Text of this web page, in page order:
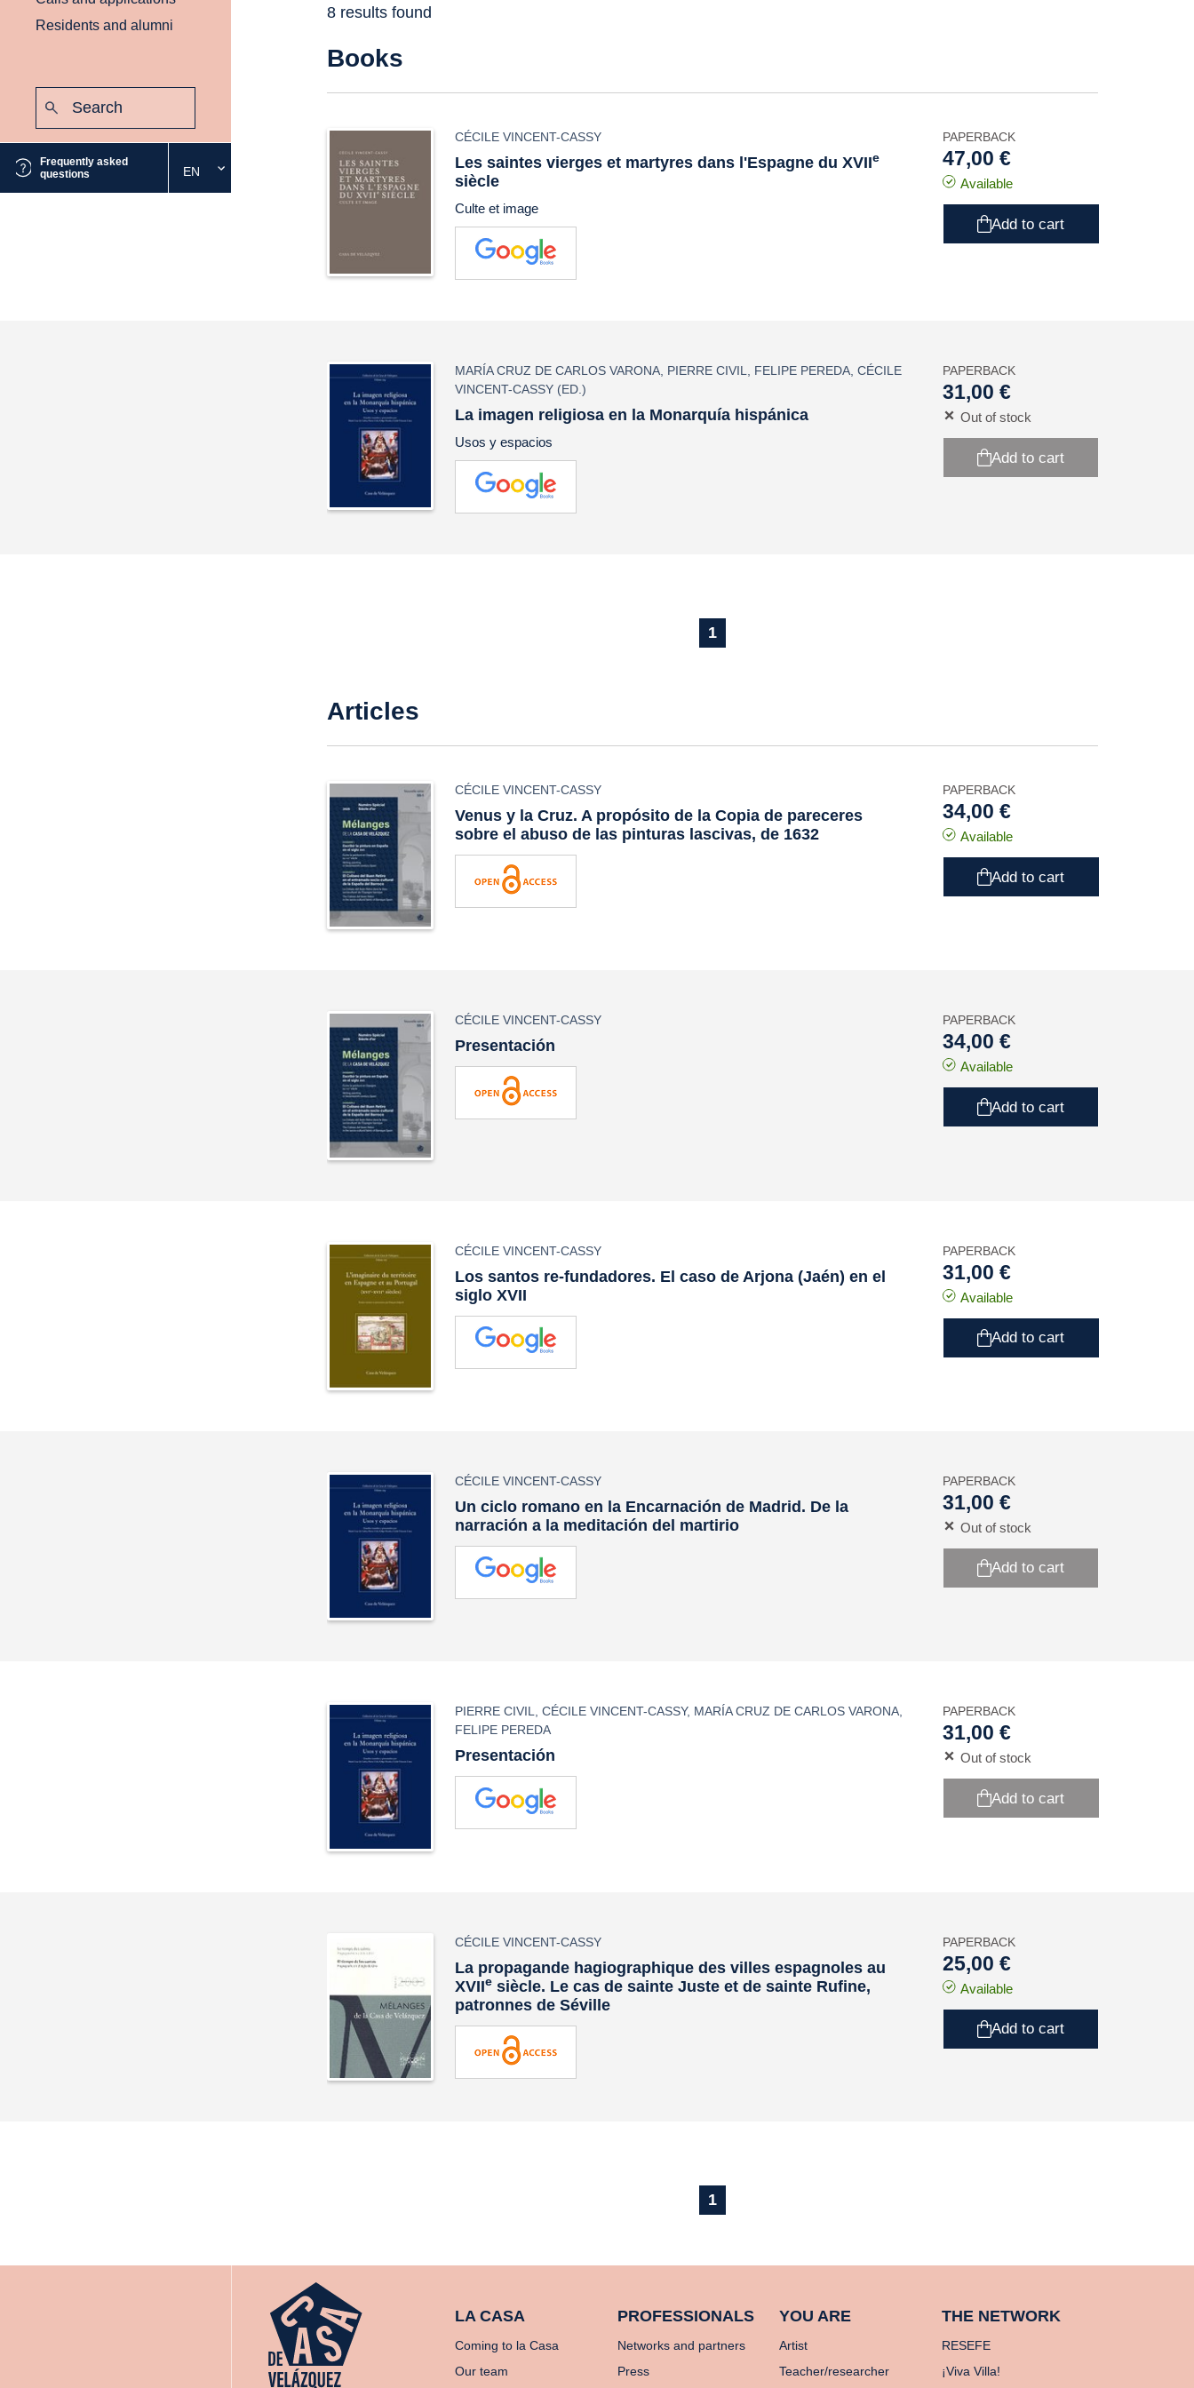
Residents and alumni
Frequently asked
questions
Select
the
EN
8 results found
Books
CÉCILE VINCENT-CASSY
Les saintes vierges et martyres dans l'Espagne du XVIIe
siècle
Culte et image
PAPERBACK
47,00 €
Available
Add to cart
MARÍA CRUZ DE CARLOS VARONA PIERRE CIVIL FELIPE PEREDA ,CÉCILE
VINCENT-CASSY (ED.)
La imagen religiosa en la Monarquía hispánica
Usos y espacios
PAPERBACK
31,00 €
Out of stock
Add to cart
1
Articles
CÉCILE VINCENT-CASSY
Venus y la Cruz. A propósito de laCopia de pareceres
sobre el abuso de las pinturas lascivas, de 1632
PAPERBACK
34,00 €
Available
Add to cart
CÉCILE VINCENT-CASSY
Presentación
PAPERBACK
34,00 €
Available
Add to cart
CÉCILE VINCENT-CASSY
Los santos re-fundadores. El caso de Arjona (Jaén) en el
siglo XVII
PAPERBACK
31,00 €
Available
Add to cart
CÉCILE VINCENT-CASSY
Un ciclo romano en la Encarnación de Madrid. De la
narración a la meditación del martirio
PAPERBACK
31,00 €
Out of stock
Add to cart
PIERRE CIVIL,CÉCILE VINCENT-CASSY, MARÍA CRUZ DE CARLOS VARONA,
FELIPE PEREDA
Presentación
PAPERBACK
31,00 €
Out of stock
Add to cart
CÉCILE VINCENT-CASSY
La propagande hagiographique des villes espagnoles au
XVIIe siècle. Le cas de sainte Juste et de sainte Rufine,
patronnes de Séville
PAPERBACK
25,00 €
Available
Add to cart
1
LA CASA
Coming to la Casa
Our team
PROFESSIONALS
Networks and partners
Press
YOU ARE
Artist
Teacher/researcher
THE NETWORK
RESEFE
¡Viva Villa!